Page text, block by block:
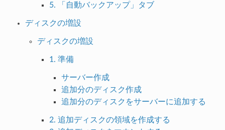
5. 「自動バックアップ」タブ
ディスクの増設
ディスクの増設
1. 準備
サーバー作成
追加分のディスク作成
追加分のディスクをサーバーに追加する
2. 追加ディスクの領域を作成する